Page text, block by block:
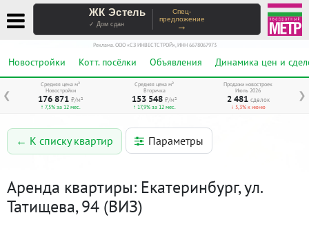
ЖК Эстель
✓ Дом сдан
Спец-
предложение
→
Реклама. ООО «СЗ ИНВЕСТСТРОЙ», ИНН 6678067973
Новостройки Котт. посёлки Объявления Динамика цен и
❮ ❯
Средняя цена м²
Новостройки
176 871 ₽/м²
↑ 7,5% за 12 мес.
Средняя цена м²
Вторичка
153 548 ₽/м²
↑ 17,9% за 12 мес.
Продажи новостроек
Июль 2026
2 481 сделок
↓ 5,3% к июню
← К списку квартир Параметры
Аренда квартиры: Екатеринбург, ул.
Татищева, 94 (ВИЗ)